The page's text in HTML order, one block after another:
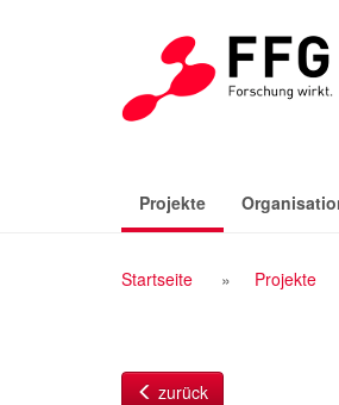
Projekte(aktiv)
Breadcrumb
Startseite Projekte
zurück